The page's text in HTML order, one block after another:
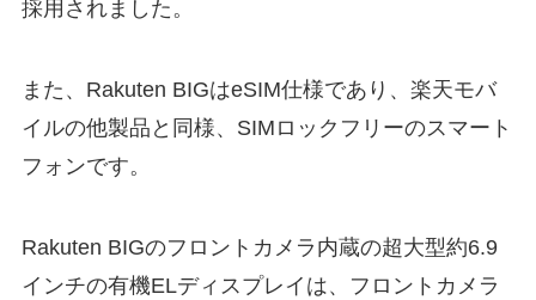
採用されました。
また、Rakuten BIGはeSIM仕様であり、楽天モバ
イルの他製品と同様、SIMロックフリーのスマート
フォンです。
Rakuten BIGのフロントカメラ内蔵の超大型約6.9
インチの有機ELディスプレイは、フロントカメラ